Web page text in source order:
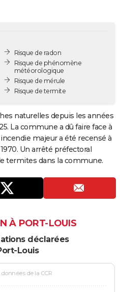
Risque de radon
Risque de phénomène
météorologique
Risque de mérule
Risque de termite
naturelles depuis les années
La commune a dû faire face à
majeur a été recensé à
Un arrêté préfectoral
termites dans la commune.
À PORT-LOUIS
déclarées
Louis
de la CCR